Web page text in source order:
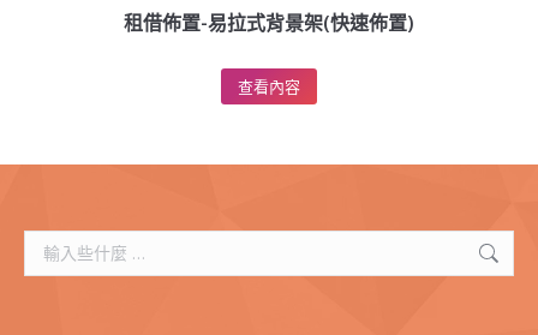
租借佈置-易拉式背景架(快速佈置)
查看內容
索